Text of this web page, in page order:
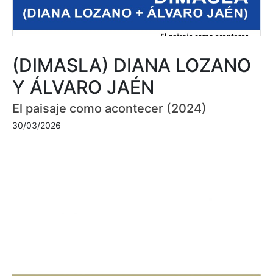
(DIMASLA) DIANA LOZANO
Y ÁLVARO JAÉN
El paisaje como acontecer (2024)
30/03/2026